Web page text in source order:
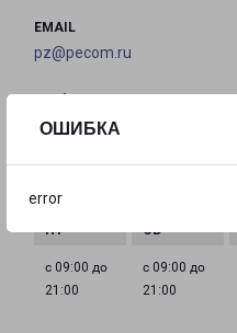
ОШИБКА
error
EMAIL
pz@pecom.ru
21:00
с 09:00 до
21:00
с 09:00 до
21:00